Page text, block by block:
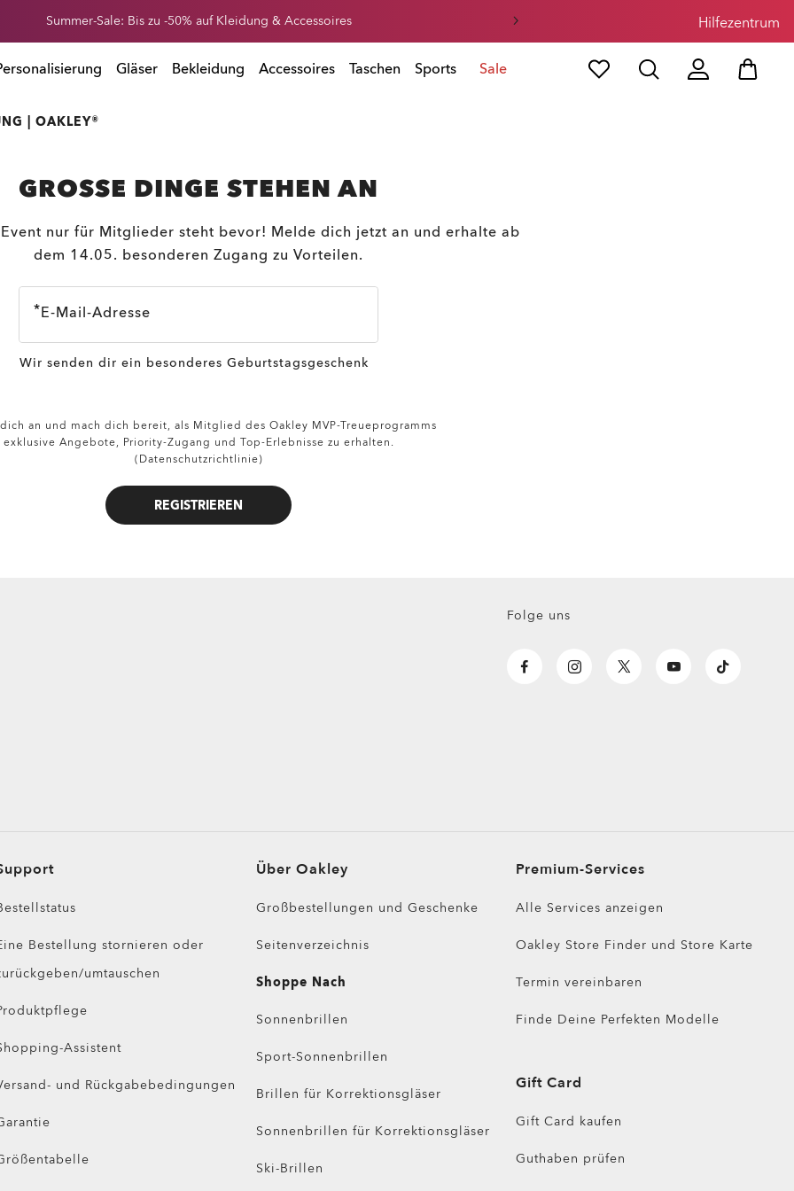
Summer-Sale: Bis zu -50% auf Kleidung & Accessoires Hilfezentrum
Gläser Bekleidung Accessoires Taschen Sports Sale
| OAKLEY®
GROSSE DINGE STEHEN AN
Event nur für Mitglieder steht bevor! Melde dich jetzt an und erhalte ab
dem 14.05. besonderen Zugang zu Vorteilen.
E-Mail-Adresse
Wir senden dir ein besonderes Geburtstagsgeschenk
an und mach dich bereit, als Mitglied des Oakley MVP-Treueprogramms
exklusive Angebote, Priority-Zugang und Top-Erlebnisse zu erhalten.
(Datenschutzrichtlinie)
REGISTRIEREN
Folge uns
Bestellung stornieren oder
umtauschen
Assistent
und Rückgabebedingungen
Über Oakley
Großbestellungen und Geschenke
Seitenverzeichnis
Shoppe Nach
Sonnenbrillen
Sport-Sonnenbrillen
Brillen für Korrektionsgläser
Sonnenbrillen für Korrektionsgläser
Ski-Brillen
Premium-Services
Alle Services anzeigen
Oakley Store Finder und Store Karte
Termin vereinbaren
Finde Deine Perfekten Modelle
Gift Card
Gift Card kaufen
Guthaben prüfen